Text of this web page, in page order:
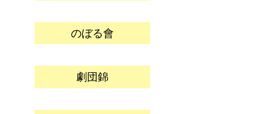
のぼる會
劇団錦